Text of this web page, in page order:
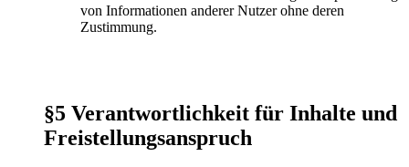
von Informationen anderer Nutzer ohne deren
Zustimmung.
§5 Verantwortlichkeit für Inhalte und
Freistellungsanspruch